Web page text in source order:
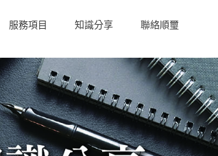
服務項目 知識分享 聯絡順璽